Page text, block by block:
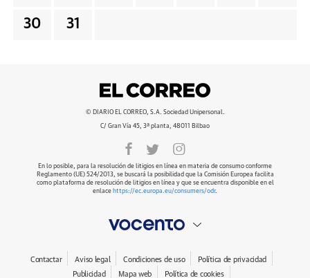
30 31
© DIARIO EL CORREO, S.A. Sociedad Unipersonal.
C/ Gran Vía 45, 3ª planta, 48011 Bilbao
En lo posible, para la resolución de litigios en línea en materia de consumo conforme
Reglamento (UE) 524/2013, se buscará la posibilidad que la Comisión Europea facilita
como plataforma de resolución de litigios en línea y que se encuentra disponible en el
enlace https://ec.europa.eu/consumers/odr.
Contactar Aviso legal Condiciones de uso
Política de privacidad
Publicidad
Mapa web Política de cookies